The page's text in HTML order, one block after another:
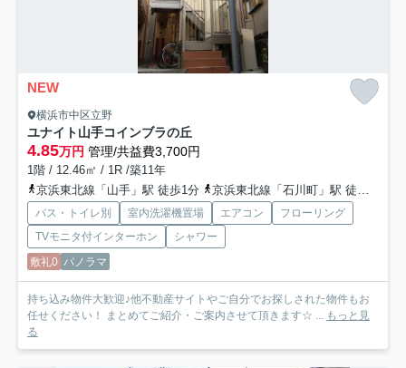
NEW
横浜市中区立野
ユナイト山手コインブラの丘
4.85万円 管理/共益費3,700円
1階 / 12.46㎡ / 1R /築11年
京浜東北線「山手」駅 徒歩1分
京浜東北線「石川町」駅 徒歩23分
バス・トイレ別 室内洗濯機置場 エアコン
フローリング
TVモニタ付インターホン
シャワー
敷礼0 パノラマ
持ち込み物件大歓迎♪他不動産サイトやご自分でお探しされた物件もお
任せください！ まとめてご紹介・ご案内させて頂きます☆ ... もっと見
る